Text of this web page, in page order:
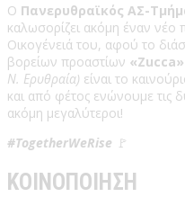
Ο Πανερυθραϊκός ΑΣ-
καλωσορίζει ακόμη έναν νέο
Οικογένειά του, αφού το
βορείων προαστίων «Zucca»
Ν. Ερυθραία) είναι το
και από φέτος ενώνουμε τις
ακόμη μεγαλύτεροι!
#TogetherWeRise 🚩
ΚΟΙΝΟΠΟΙΗΣΗ